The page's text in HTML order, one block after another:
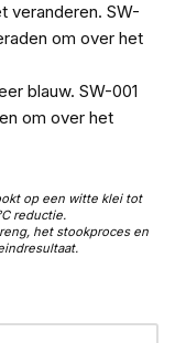
veranderen. SW-
om over het
blauw. SW-001
om over het
op een witte klei tot
reductie.
het stookproces en